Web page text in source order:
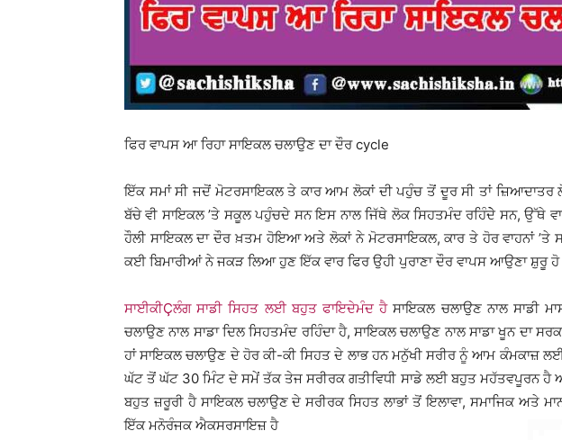
ਫਿਰ ਵਾਪਸ ਆ ਰਿਹਾ ਸਾਇਕਲ ਚਲਾਉਣ ਦਾ ਦੌਰ cycle
ਇੱਕ ਸਮਾਂ ਸੀ ਜਦੋਂ ਮੋਟਰਸਾਇਕਲ ਤੇ ਕਾਰ ਆਮ ਲੋਕਾਂ ਦੀ ਪਹੁੰਚ ਤੋਂ ਦੂਰ ਸੀ ਤਾਂ
ਬੱਚੇ ਵੀ ਸਾਇਕਲ ’ਤੇ ਸਕੂਲ ਪਹੁੰਚਦੇ ਸਨ ਇਸ ਨਾਲ ਜਿੱਥੇ ਲੋਕ ਸਿਹਤਮੰਦ ਰਹਿੰਦੇੇ ਸਨ, ਉੱਥੇ
ਹੌਲੀ ਸਾਇਕਲ ਦਾ ਦੌਰ ਖ਼ਤਮ ਹੋਇਆ ਅਤੇ ਲੋਕਾਂ ਨੇ ਮੋਟਰਸਾਇਕਲ, ਕਾਰ ਤੇ ਹੋਰ ਵਾਹਨਾਂ ’ਤੇ
ਕਈ ਬਿਮਾਰੀਆਂ ਨੇ ਜਕੜ ਲਿਆ ਹੁਣ ਇੱਕ ਵਾਰ ਫਿਰ ਉਹੀ ਪੁਰਾਣਾ ਦੌਰ ਵਾਪਸ ਆਉਣਾ ਸ਼ੁਰੂ
ਸਾਈਕੀÇਲੰਗ ਸਾਡੀ ਸਿਹਤ ਲਈ ਬਹੁਤ ਫਾਇਦੇਮੰਦ ਹੈਸਾਇਕਲ ਚਲਾਉਣ ਨਾਲ ਸਾਡੀ
ਚਲਾਉਣ ਨਾਲ ਸਾਡਾ ਦਿਲ ਸਿਹਤਮੰਦ ਰਹਿੰਦਾ ਹੈ, ਸਾਇਕਲ ਚਲਾਉਣ ਨਾਲ ਸਾਡਾ ਖੂਨ ਦਾ
ਹਾਂ ਸਾਇਕਲ ਚਲਾਉਣ ਦੇ ਹੋਰ ਕੀ-ਕੀ ਸਿਹਤ ਦੇ ਲਾਭ ਹਨ ਮਨੁੱਖੀ ਸਰੀਰ ਨੂੰ ਆਮ ਕੰਮਕਾਜ਼
ਘੱਟ ਤੋਂ ਘੱਟ 30 ਮਿੰਟ ਦੇ ਸਮੇਂ ਤੱਕ ਤੇਜ ਸਰੀਰਕ ਗਤੀਵਿਧੀ ਸਾਡੇ ਲਈ ਬਹੁਤ ਮਹੱਤਵਪੂਰਨ
ਬਹੁਤ ਜ਼ਰੂਰੀ ਹੈ ਸਾਇਕਲ ਚਲਾਉਣ ਦੇ ਸਰੀਰਕ ਸਿਹਤ ਲਾਭਾਂ ਤੋਂ ਇਲਾਵਾ, ਸਮਾਜਿਕ ਅਤੇ
ਇੱਕ ਮਨੋਰੰਜਕ ਐਕਸਰਸਾਇਜ਼ ਹੈ